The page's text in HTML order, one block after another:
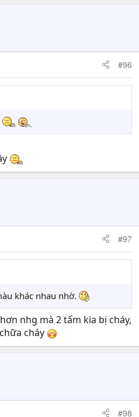
#96
#97
khác nhau nhờ.
nhg mà 2 tấm kia bị cháy,
cháy
#98